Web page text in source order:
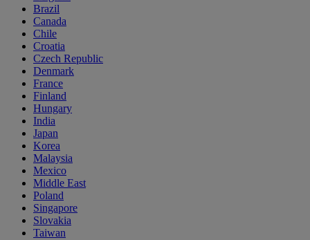
Brazil
Canada
Chile
Croatia
Czech Republic
Denmark
France
Finland
Hungary
India
Japan
Korea
Malaysia
Mexico
Middle East
Poland
Singapore
Slovakia
Taiwan